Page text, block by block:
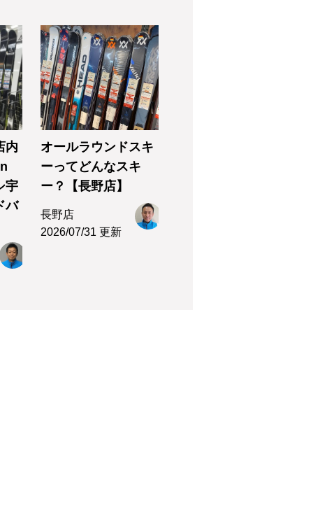
内
宇
バ
オールラウンドスキ
ーってどんなスキ
ー？【長野店】
長野店
2026/07/31 更新